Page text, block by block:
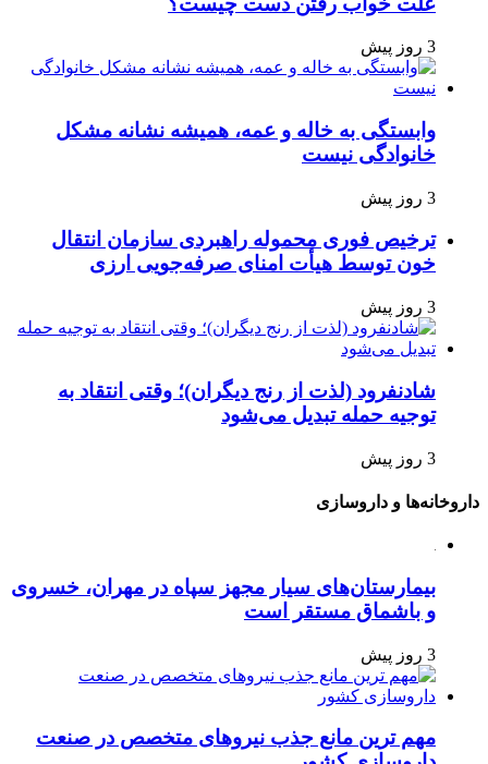
3 روز پیش
وابستگی به خاله و عمه، همیشه نشانه مشکل
خانوادگی نیست
3 روز پیش
ترخیص فوری محموله راهبردی سازمان انتقال
خون توسط هیأت امنای صرفه‌جویی ارزی
3 روز پیش
شادنفرود (لذت از رنج دیگران)؛ وقتی انتقاد به
توجیه حمله تبدیل می‌شود
3 روز پیش
داروخانه‌ها و داروسازی
بیمارستان‌های سیار مجهز سپاه در مهران، خسروی
و باشماق مستقر است
3 روز پیش
مهم ترین مانع جذب نیروهای متخصص در صنعت